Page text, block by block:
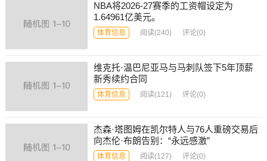
NBA将2026-27赛季的工资帽设定为
1.64961亿美元。
体育信息 阅读(240) 评论(0)
维克托·温巴尼亚马与马刺队签下5年顶薪
新秀续约合同
体育信息 阅读(121) 评论(0)
杰森·塔图姆在凯尔特人与76人重磅交易后
向杰伦·布朗告别：“永远感激”
体育信息 阅读(127) 评论(0)